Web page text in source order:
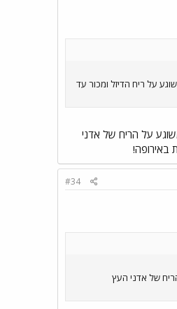
אפילו בבית, יש לי פינה שבה ניקיתי אבק בפעם האחרונה ב...נובמבר 1979 !!! אני משוגע על ריח הדיזל ומכור עד
אגב, אני משוגע על הריח של אדני
באירופה!
#34
על הריח של אדני העץ